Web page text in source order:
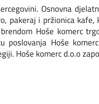
Osnovna
pakeraj i pržionica
Hoše komerc
Hoše
Hoše komerc d.o.o